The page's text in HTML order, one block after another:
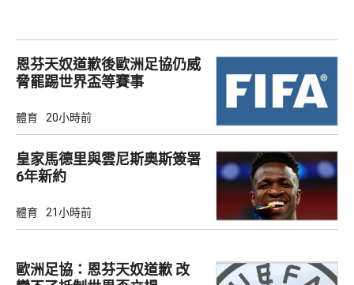
恩芬天奴道歉後歐洲足協仍威
脅罷踢世界盃等賽事
體育 20小時前
皇家馬德里與雲尼斯奧斯簽署
6年新約
體育 21小時前
歐洲足協：恩芬天奴道歉 改